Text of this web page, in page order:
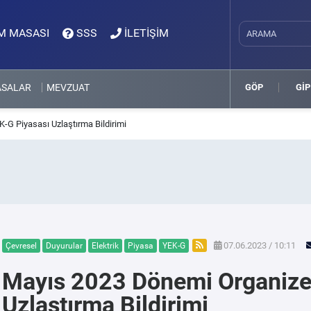
MASASI SSS İLETİŞİM
MEVZUAT GÖP GİP
G Piyasası Uzlaştırma Bildirimi
Çevresel Duyurular Elektrik Piyasa YEK-G 07.06.2023 / 10:11
Mayıs 2023 Dönemi
Uzlaştırma Bildirimi